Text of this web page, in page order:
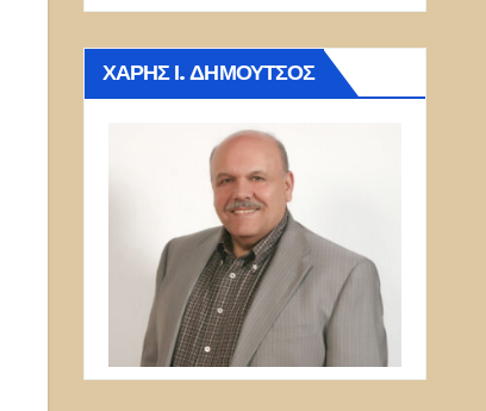
ΧΆΡΗΣ Ι. ΔΗΜΟΎΤΣΟΣ